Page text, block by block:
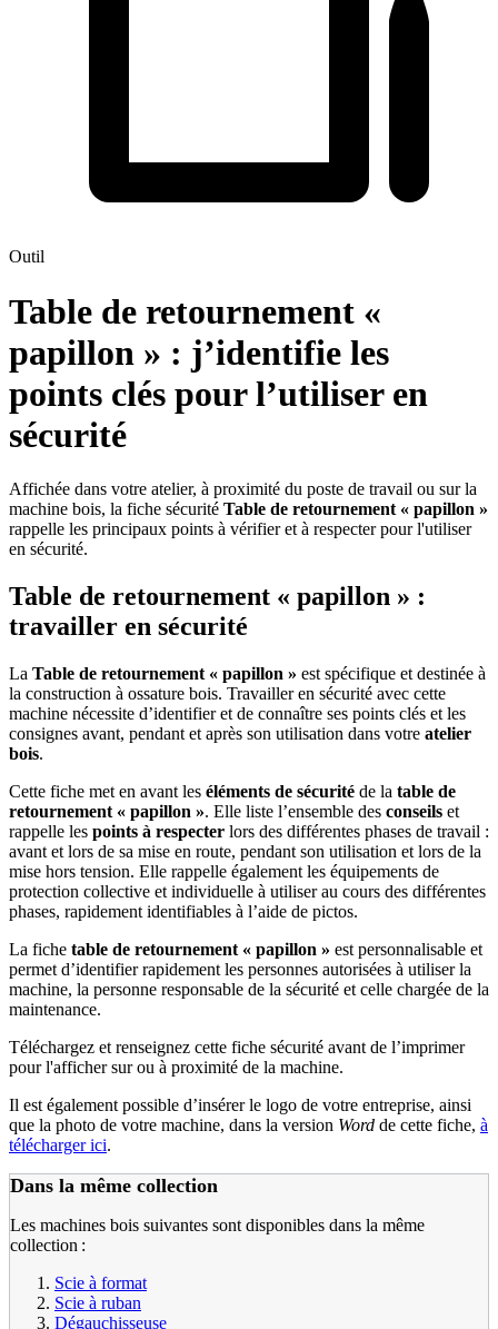
Outil
Table de retournement «
papillon » : j’identifie les
points clés pour l’utiliser en
sécurité
Affichée dans votre atelier, à proximité du poste de travail ou sur la
machine bois, la fiche sécurité Table de retournement « papillon »
rappelle les principaux points à vérifier et à respecter pour l'utiliser
en sécurité.
Table de retournement « papillon » :
travailler en sécurité
La Table de retournement « papillon » est spécifique et destinée à
la construction à ossature bois. Travailler en sécurité avec cette
machine nécessite d’identifier et de connaître ses points clés et les
consignes avant, pendant et après son utilisation dans votre atelier
bois.
Cette fiche met en avant les éléments de sécurité de la table de
retournement « papillon ». Elle liste l’ensemble des conseils et
rappelle les points à respecter lors des différentes phases de travail :
avant et lors de sa mise en route, pendant son utilisation et lors de la
mise hors tension. Elle rappelle également les équipements de
protection collective et individuelle à utiliser au cours des différentes
phases, rapidement identifiables à l’aide de pictos.
La fiche table de retournement « papillon » est personnalisable et
permet d’identifier rapidement les personnes autorisées à utiliser la
machine, la personne responsable de la sécurité et celle chargée de la
maintenance.
Téléchargez et renseignez cette fiche sécurité avant de l’imprimer
pour l'afficher sur ou à proximité de la machine.
Il est également possible d’insérer le logo de votre entreprise, ainsi
que la photo de votre machine, dans la version Word de cette fiche, à
télécharger ici.
Dans la même collection
Les machines bois suivantes sont disponibles dans la même
collection :
Scie à format
Scie à ruban
Dégauchisseuse